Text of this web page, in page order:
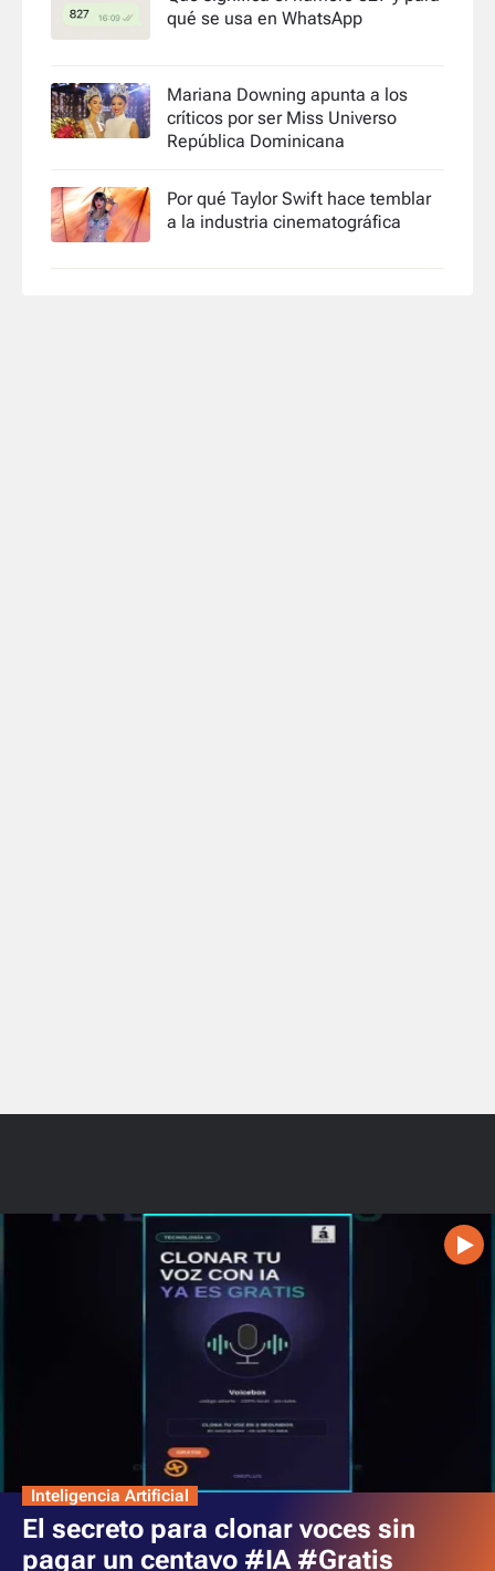
qué se usa en WhatsApp
Mariana Downing apunta a los
críticos por ser Miss Universo
República Dominicana
Por qué Taylor Swift hace temblar
a la industria cinematográfica